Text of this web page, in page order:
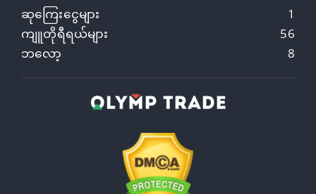
ဆုကြေးငွေများ
1
ကျူတိုရီရယ်များ
56
ဘလော့
8